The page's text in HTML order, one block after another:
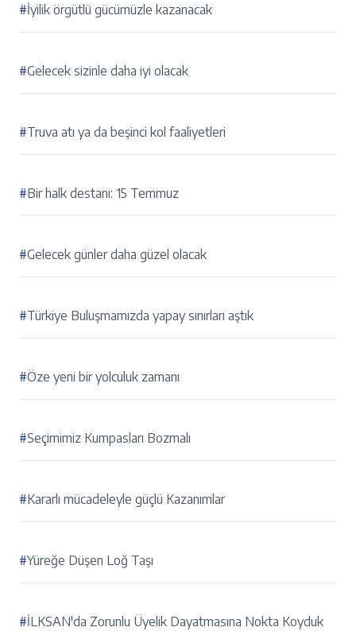
#İyilik örgütlü gücümüzle kazanacak
#Gelecek sizinle daha iyi olacak
#Truva atı ya da beşinci kol faaliyetleri
#Bir halk destanı: 15 Temmuz
#Gelecek günler daha güzel olacak
#Türkiye Buluşmamızda yapay sınırları aştık
#Öze yeni bir yolculuk zamanı
#Seçimimiz Kumpasları Bozmalı
#Kararlı mücadeleyle güçlü Kazanımlar
#Yüreğe Düşen Loğ Taşı
#İLKSAN'da Zorunlu Üyelik Dayatmasına Nokta Koyduk